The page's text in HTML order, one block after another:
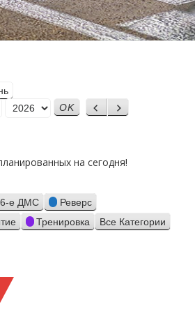
Назад
Вперед
на сегодня!
е ДМС
Реверс
Тренировка Все Категории